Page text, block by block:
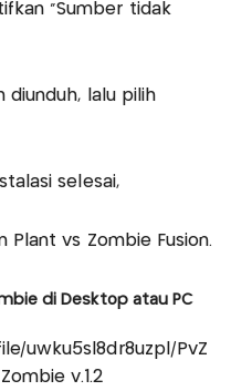
“Sumber tidak
lalu pilih
selesai,
vs Zombie Fusion.
di Desktop atau PC
uwku5sl8dr8uzpl/PvZ
v.1.2